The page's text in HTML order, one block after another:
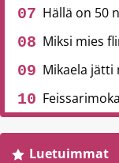
Hällä on 50
Miksi mies
Mikaela jätti
Luetuimmat